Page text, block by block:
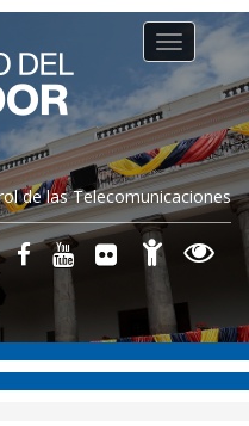
de las Telecomunicaciones
Toggle
navigation